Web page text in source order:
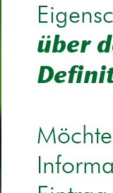
über